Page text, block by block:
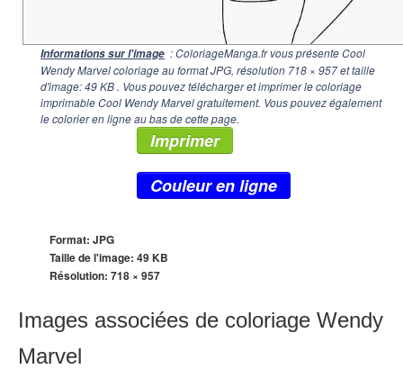
Informations sur l'image : ColoriageManga.fr vous présente Cool
Wendy Marvel coloriage au format JPG, résolution 718 × 957et taille
d'image: 49 KB . Vous pouvez télécharger et imprimer le coloriage
imprimable Cool Wendy Marvel gratuitement. Vous pouvez également
le colorier en ligne au bas de cette page.
Imprimer
Couleur en ligne
Format: JPG
Taille de l'image: 49 KB
Résolution: 718 × 957
Images associées de coloriage Wendy
Marvel